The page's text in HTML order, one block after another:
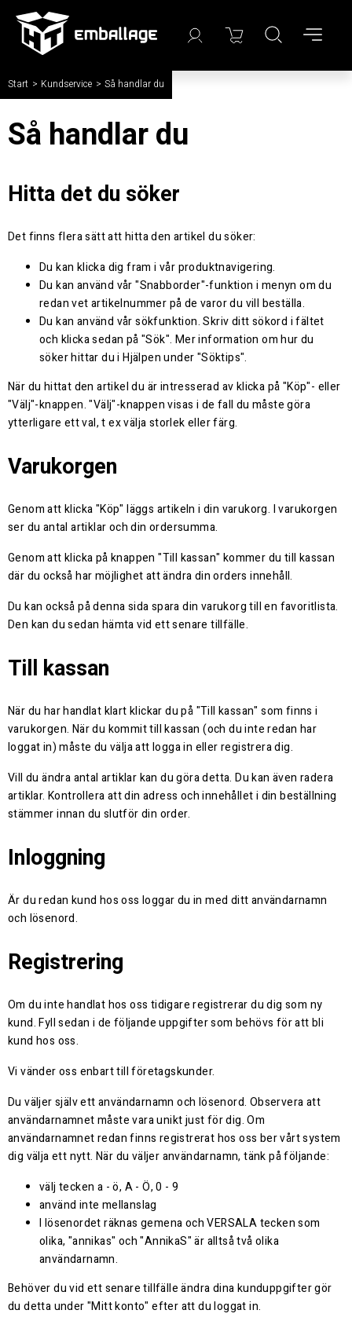
Start / Kundservice / Så handlar du
Så handlar du
Hitta det du söker
Det finns flera sätt att hitta den artikel du söker:
Du kan klicka dig fram i vår produktnavigering.
Du kan använd vår "Snabborder"-funktion i menyn om du
redan vet artikelnummer på de varor du vill beställa.
Du kan använd vår sökfunktion. Skriv ditt sökord i fältet
och klicka sedan på "Sök". Mer information om hur du
söker hittar du i Hjälpen under "Söktips".
När du hittat den artikel du är intresserad av klicka på "Köp"- eller
"Välj"-knappen. "Välj"-knappen visas i de fall du måste göra
ytterligare ett val, t ex välja storlek eller färg.
Varukorgen
Genom att klicka "Köp" läggs artikeln i din varukorg. I varukorgen
ser du antal artiklar och din ordersumma.
Genom att klicka på knappen "Till kassan" kommer du till kassan
där du också har möjlighet att ändra din orders innehåll.
Du kan också på denna sida spara din varukorg till en favoritlista.
Den kan du sedan hämta vid ett senare tillfälle.
Till kassan
När du har handlat klart klickar du på "Till kassan" som finns i
varukorgen. När du kommit till kassan (och du inte redan har
loggat in) måste du välja att logga in eller registrera dig.
Vill du ändra antal artiklar kan du göra detta. Du kan även radera
artiklar. Kontrollera att din adress och innehållet i din beställning
stämmer innan du slutför din order.
Inloggning
Är du redan kund hos oss loggar du in med ditt användarnamn
och lösenord.
Registrering
Om du inte handlat hos oss tidigare registrerar du dig som ny
kund. Fyll sedan i de följande uppgifter som behövs för att bli
kund hos oss.
Vi vänder oss enbart till företagskunder.
Du väljer själv ett användarnamn och lösenord. Observera att
användarnamnet måste vara unikt just för dig. Om
användarnamnet redan finns registrerat hos oss ber vårt system
dig välja ett nytt. När du väljer användarnamn, tänk på följande:
välj tecken a - ö, A - Ö, 0 - 9
använd inte mellanslag
I lösenordet räknas gemena och VERSALA tecken som
olika, "annikas" och "AnnikaS" är alltså två olika
användarnamn.
Behöver du vid ett senare tillfälle ändra dina kunduppgifter gör
du detta under "Mitt konto" efter att du loggat in.